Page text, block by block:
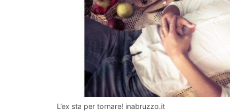
L’ex sta per tornare! inabruzzo.it